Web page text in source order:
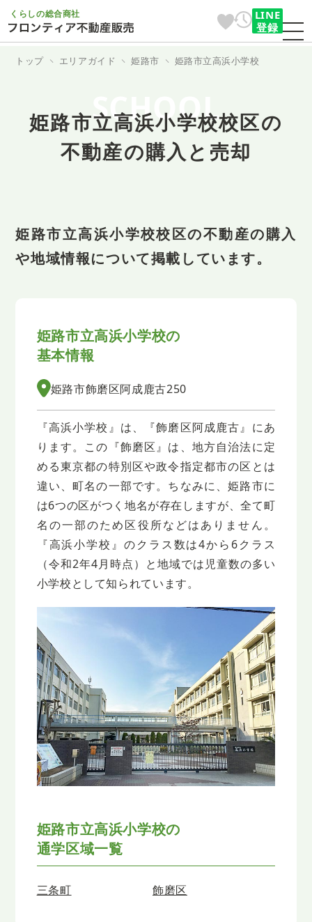
くらしの総合商社
LINE
登録
トップ エリアガイド 姫路市 姫路市立高浜小学校
SCHOOL
姫路市立高浜小学校校区の
不動産の購入と売却
姫路市立高浜小学校校区の不動産の購入
や地域情報について掲載しています。
姫路市立高浜小学校の
基本情報
姫路市飾磨区阿成鹿古250
『高浜小学校』は、『飾磨区阿成鹿古』にあ
ります。この『飾磨区』は、地方自治法に定
める東京都の特別区や政令指定都市の区とは
違い、町名の一部です。ちなみに、姫路市に
は6つの区がつく地名が存在しますが、全て町
名の一部のため区役所などはありません。
『高浜小学校』のクラス数は4から6クラス
（令和2年4月時点）と地域では児童数の多い
小学校として知られています。
姫路市立高浜小学校の
通学区域一覧
三条町 飾磨区